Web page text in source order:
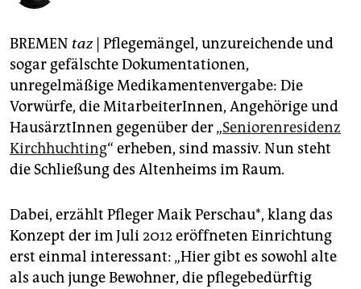
unterstützen
abo
genossenschaft
epaper login
BREMEN taz| Pflegemängel, unzureichende und
sogar gefälschte Dokumentationen,
unregelmäßige Medikamentenvergabe: Die
Vorwürfe, die MitarbeiterInnen, Angehörige und
HausärztInnen gegenüber der „Seniorenresidenz
Kirchhuchting“ erheben, sind massiv. Nun steht
die Schließung des Altenheims im Raum.
Dabei, erzählt Pfleger Maik Perschau*, klang das
Konzept der im Juli 2012 eröffneten Einrichtung
erst einmal interessant: „Hier gibt es sowohl alte
als auch junge Bewohner, die pflegebedürftig